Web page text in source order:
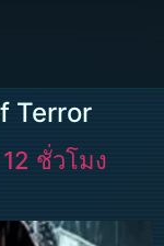
Terror
ชั่วโมง